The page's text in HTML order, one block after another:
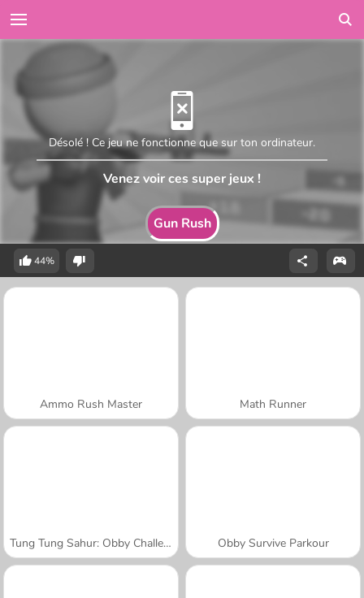
Gun Rush
Désolé ! Ce jeu ne fonctionne que sur ton ordinateur.
Venez voir ces super jeux !
44%
Ammo Rush Master Math Runner
Tung Tung Sahur: Obby Challenge Obby Survive Parkour